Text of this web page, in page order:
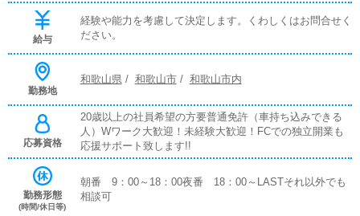
給与
経験や能力を考慮して決定します。くわしくはお問合せく
ださい。
勤務地
和歌山県/ 和歌山市/ 和歌山市内
応募資格
20歳以上の社員希望の方要普通免許（車持ち込みできる
人）Wワーク大歓迎！未経験大歓迎！FCでの独立開業も
応援サポート致します!!
勤務形態
(時間/休日等)
朝番 9：00～18：00夜番 18：00～LASTそれ以外でも
相談可